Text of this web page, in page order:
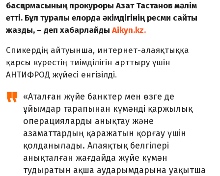
басқармасының прокуроры Азат Тастанов мәлім
етті. Бұл туралы елорда әкімдігінің ресми сайты
жазды, – деп хабарлайды Aikyn.kz.
Спикердің айтуынша, интернет-алаяқтыққа
қарсы күрестің тиімділігін арттыру үшін
АНТИФРОД жүйесі енгізілді.
«Аталған жүйе банктер мен өзге де
ұйымдар тарапынан күмәнді қаржылық
операцияларды анықтау және
азаматтардың қаражатын қорғау үшін
қолданылады. Алаяқтық белгілері
анықталған жағдайда жүйе күмән
тудыратын ақша аударымдарына уақытша